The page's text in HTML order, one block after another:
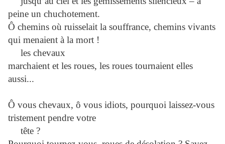
peine un chuchotement.
Ô chemins où ruisselait la souffrance, chemins vivants
qui menaient à la mort !
les chevaux
marchaient et les roues, les roues tournaient elles
aussi...
Ô vous chevaux, ô vous idiots, pourquoi laissez-vous
tristement pendre votre
tête ?